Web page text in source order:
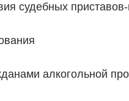
судебных
алкогольной